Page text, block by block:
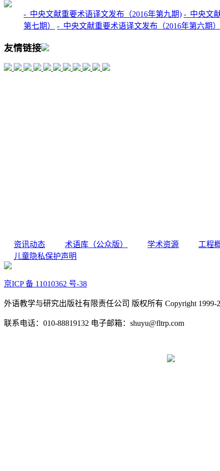
- 中央文献重要术语译文发布（2016年第九期) - 中央文
第七期）
- 中央文献重要术语译文发布（2016年第六期）
友情链接
资讯动态 术语库（公众版） 学术资源
工程
儿童隐私保护声明
京ICP 备 11010362 号-38
外语教学与研究出版社有限责任公司 版权所有 Copyright 1999-
联系电话：010-88819132 电子邮箱：shuyu@fltrp.com